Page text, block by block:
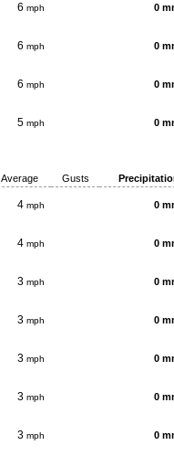
6 mph 0
6 mph 0
6 mph 0
5 mph 0
Average Gusts
4 mph 0
4 mph 0
3 mph 0
3 mph 0
3 mph 0
3 mph 0
3 mph 0